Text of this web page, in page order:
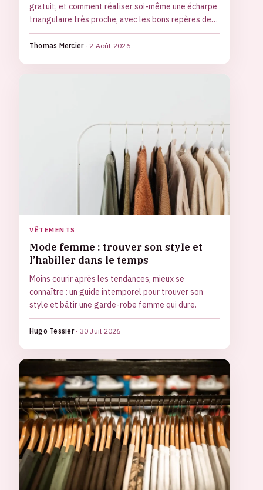
gratuit, et comment réaliser soi-même une écharpe
triangulaire très proche, avec les bons repères de
laine et d'aiguilles.
Thomas Mercier · 2 Août 2026
VÊTEMENTS
Mode femme : trouver son style et
l’habiller dans le temps
Moins courir après les tendances, mieux se
connaître : un guide intemporel pour trouver son
style et bâtir une garde-robe femme qui dure.
Hugo Tessier · 30 Juil 2026